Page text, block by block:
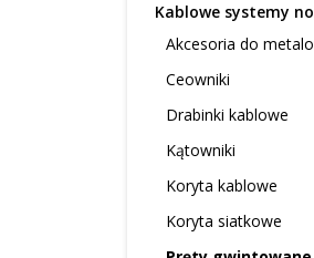
Kablowe systemy
Akcesoria do
Ceowniki
Drabinki kablowe
Kątowniki
Koryta kablowe
Koryta siatkowe